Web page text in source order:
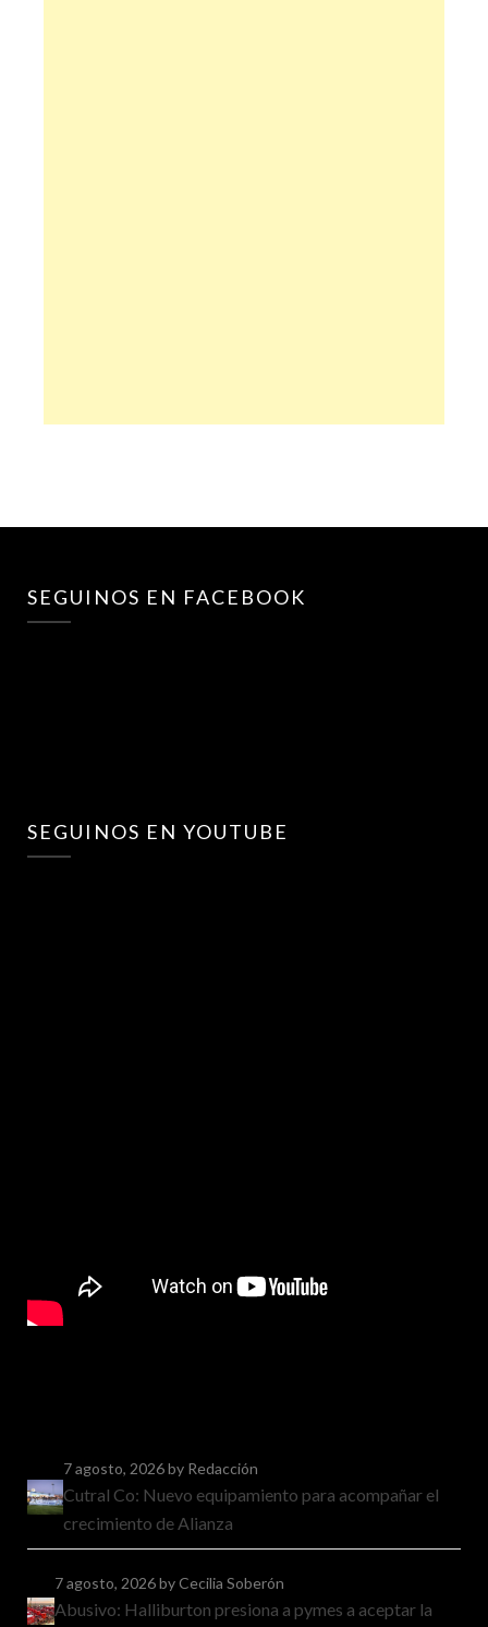
SEGUINOS EN FACEBOOK
SEGUINOS EN YOUTUBE
7 agosto, 2026by Redacción
Cutral Co: Nuevo equipamiento para acompañar el
crecimiento de Alianza
7 agosto, 2026by Cecilia Soberón
Abusivo: Halliburton presiona a pymes a aceptar la